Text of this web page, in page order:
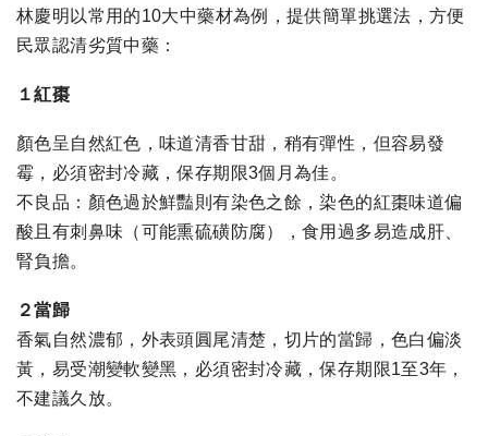
林慶明以常用的10大中藥材為例，提供簡單挑選法，方便
民眾認清劣質中藥：
１紅棗
顏色呈自然紅色，味道清香甘甜，稍有彈性，但容易發
霉，必須密封冷藏，保存期限3個月為佳。
不良品：顏色過於鮮豔則有染色之餘，染色的紅棗味道偏
酸且有刺鼻味（可能熏硫磺防腐），食用過多易造成肝、
腎負擔。
２當歸
香氣自然濃郁，外表頭圓尾清楚，切片的當歸，色白偏淡
黃，易受潮變軟變黑，必須密封冷藏，保存期限1至3年，
不建議久放。